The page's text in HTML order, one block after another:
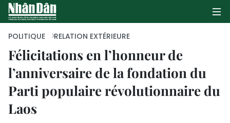
PAGE D'ACCUEIL
POLITIQUE
POLITIQUE RELATION EXTÉRIEURE
Félicitations en l’honneur de
l’anniversaire de la fondation du
Parti populaire révolutionnaire du
Laos